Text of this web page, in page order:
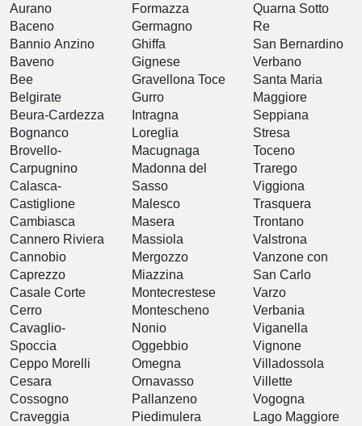
Aurano
Baceno
Bannio Anzino
Baveno
Bee
Belgirate
Beura-Cardezza
Bognanco
Brovello-
Carpugnino
Calasca-
Castiglione
Cambiasca
Cannero Riviera
Cannobio
Caprezzo
Casale Corte
Cerro
Cavaglio-
Spoccia
Ceppo Morelli
Cesara
Cossogno
Craveggia
Formazza
Germagno
Ghiffa
Gignese
Gravellona Toce
Gurro
Intragna
Loreglia
Macugnaga
Madonna del
Sasso
Malesco
Masera
Massiola
Mergozzo
Miazzina
Montecrestese
Montescheno
Nonio
Oggebbio
Omegna
Ornavasso
Pallanzeno
Piedimulera
Quarna Sotto
Re
San Bernardino
Verbano
Santa Maria
Maggiore
Seppiana
Stresa
Toceno
Trarego
Viggiona
Trasquera
Trontano
Valstrona
Vanzone con
San Carlo
Varzo
Verbania
Viganella
Vignone
Villadossola
Villette
Vogogna
Lago Maggiore